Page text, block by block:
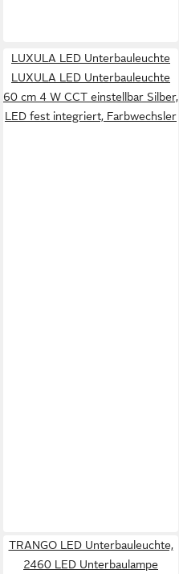
LUXULA LED Unterbauleuchte
LUXULA LED Unterbauleuchte
60 cm 4 W CCT einstellbar Silber,
LED fest integriert, Farbwechsler
TRANGO LED Unterbauleuchte,
2460 LED Unterbaulampe